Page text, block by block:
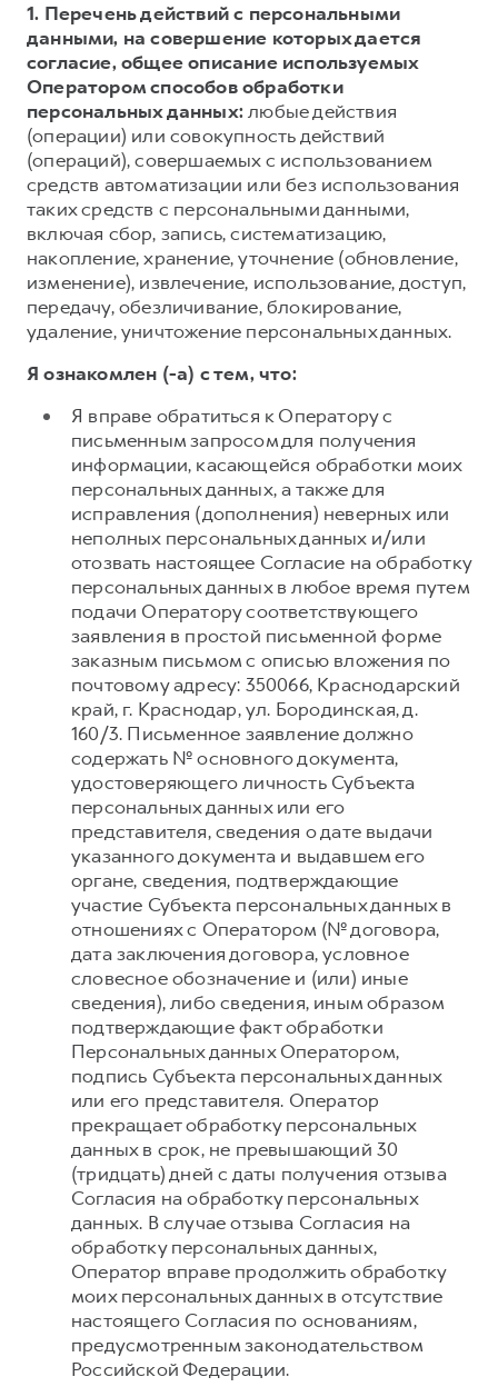
1. Перечень действий с персональными
данными, на совершение которых дается
согласие, общее описание используемых
Оператором способов обработки
персональных данных:любые действия
(операции) или совокупность действий
(операций), совершаемых с использованием
средств автоматизации или без использования
таких средств с персональными данными,
включая сбор, запись, систематизацию,
накопление, хранение, уточнение (обновление,
изменение), извлечение, использование, доступ,
передачу, обезличивание, блокирование,
удаление, уничтожение персональных данных.
Я ознакомлен (-а) с тем, что:
Я вправе обратиться к Оператору с
письменным запросом для получения
информации, касающейся обработки моих
персональных данных, а также для
исправления (дополнения) неверных или
неполных персональных данных и/или
отозвать настоящее Согласие на обработку
персональных данных в любое время путем
подачи Оператору соответствующего
заявления в простой письменной форме
заказным письмом с описью вложения по
почтовому адресу: 350066, Краснодарский
край, г. Краснодар, ул. Бородинская, д.
160/3. Письменное заявление должно
содержать № основного документа,
удостоверяющего личность Субъекта
персональных данных или его
представителя, сведения о дате выдачи
указанного документа и выдавшем его
органе, сведения, подтверждающие
участие Субъекта персональных данных в
отношениях с Оператором (№ договора,
дата заключения договора, условное
словесное обозначение и (или) иные
сведения), либо сведения, иным образом
подтверждающие факт обработки
Персональных данных Оператором,
подпись Субъекта персональных данных
или его представителя. Оператор
прекращает обработку персональных
данных в срок, не превышающий 30
(тридцать) дней с даты получения отзыва
Согласия на обработку персональных
данных. В случае отзыва Согласия на
обработку персональных данных,
Оператор вправе продолжить обработку
моих персональных данных в отсутствие
настоящего Согласия по основаниям,
предусмотренным законодательством
Российской Федерации.